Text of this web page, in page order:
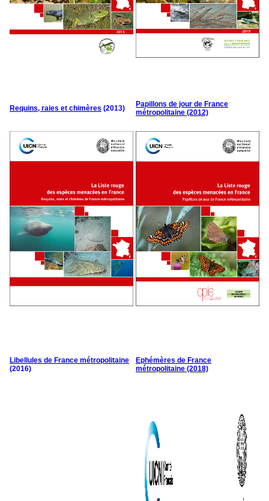
Requins, raies et chimères (2013)
Papillons de jour de France
métropolitaine (2012)
Libellules de France métropolitaine
(2016)
Ephémères de France
métropolitaine (2018)